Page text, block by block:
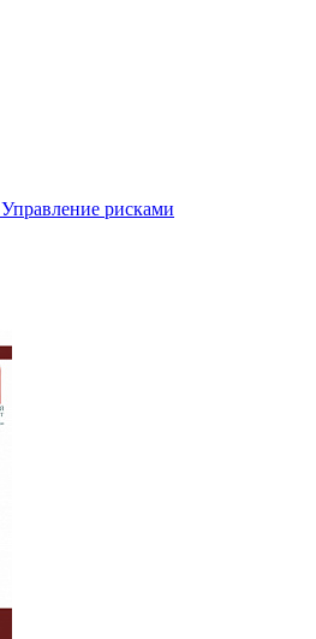
Управление рисками